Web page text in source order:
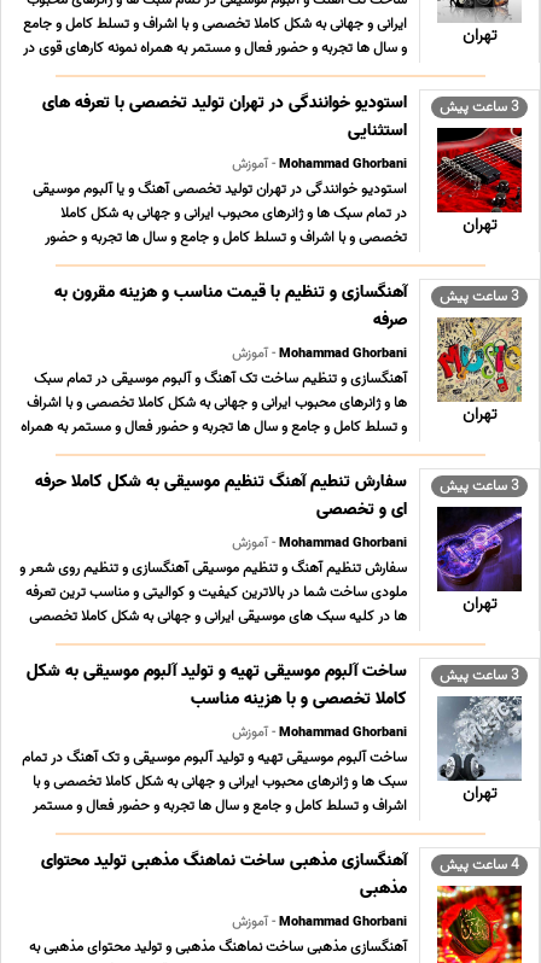
تهران
ایرانی و جهانی به شکل کاملا تخصصی و با اشراف و تسلط کامل و جامع
و سال ها تجربه و حضور فعال و مستمر به همراه نمونه کارهای قوی در
سبکهای مختلف و تعرفه های بسیار مناسب ؛ استثنایی و حداقلی تولید
محتوای فاخر و ارزشمند موسیقی ... ...
3 ساعت پیش
تهران
استودیو خوانندگی در تهران تولید تخصصی با تعرفه های
استثنایی
Mohammad Ghorbani- آموزش
استودیو خوانندگی در تهران تولید تخصصی آهنگ و یا آلبوم موسیقی
در تمام سبک ها و ژانرهای محبوب ایرانی و جهانی به شکل کاملا
تخصصی و با اشراف و تسلط کامل و جامع و سال ها تجربه و حضور
فعال و مستمر به همراه نمونه کارهای قوی در سبکهای مختلف و تعرفه
های بسیار مناسب ؛ استثنایی و حداقلی تول ... ...
3 ساعت پیش
تهران
آهنگسازی و تنظیم با قیمت مناسب و هزینه مقرون به
صرفه
Mohammad Ghorbani- آموزش
آهنگسازی و تنظیم ساخت تک آهنگ و آلبوم موسیقی در تمام سبک
ها و ژانرهای محبوب ایرانی و جهانی به شکل کاملا تخصصی و با اشراف
و تسلط کامل و جامع و سال ها تجربه و حضور فعال و مستمر به همراه
نمونه کارهای قوی در سبکهای مختلف و تعرفه های بسیار مناسب ؛
استثنایی و حداقلی تولید محتوای فاخر و ... ...
3 ساعت پیش
تهران
سفارش تنطیم آهنگ تنظیم موسیقی به شکل کاملا حرفه
ای و تخصصی
Mohammad Ghorbani- آموزش
سفارش تنظیم آهنگ و تنظیم موسیقی آهنگسازی و تنظیم روی شعر و
ملودی ساخت شما در بالاترین کیفیت و کوالیتی و مناسب ترین تعرفه
ها در کلیه سبک های موسیقی ایرانی و جهانی به شکل کاملا تخصصی
پاپ پاپ سنتی پاپ کلاسیک راک جاز ترنس هاوس تکنو الکترونیک
محلی و نواحی موسیفی کودکانه مذهبی ... ...
3 ساعت پیش
تهران
ساخت آلبوم موسیقی تهیه و تولید آلبوم موسیقی به شکل
کاملا تخصصی و با هزینه مناسب
Mohammad Ghorbani- آموزش
ساخت آلبوم موسیقی تهیه و تولید آلبوم موسیقی و تک آهنگ در تمام
سبک ها و ژانرهای محبوب ایرانی و جهانی به شکل کاملا تخصصی و با
اشراف و تسلط کامل و جامع و سال ها تجربه و حضور فعال و مستمر
به همراه نمونه کارهای قوی در سبکهای مختلف و تعرفه های بسیار
مناسب ؛ استثنایی و حداقلی تولید محتو ... ...
4 ساعت پیش
آهنگسازی مذهبی ساخت نماهنگ مذهبی تولید محتوای
مذهبی
Mohammad Ghorbani- آموزش
آهنگسازی مذهبی ساخت نماهنگ مذهبی و تولید محتوای مذهبی به